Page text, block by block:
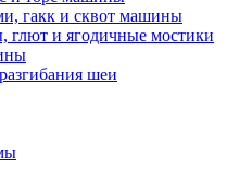
гакк и сквот машины
глют и ягодичные мостики
шеи